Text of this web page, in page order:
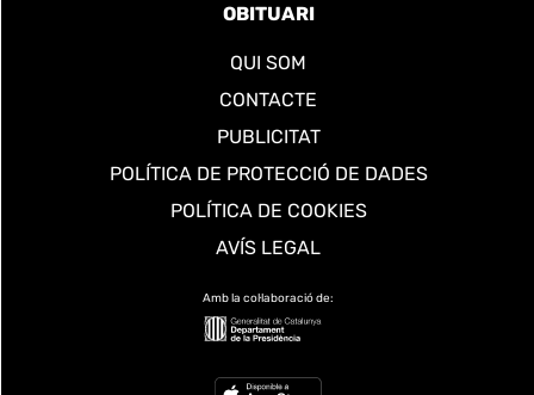
OBITUARI
QUI SOM
CONTACTE
PUBLICITAT
POLÍTICA DE PROTECCIÓ DE DADES
POLÍTICA DE COOKIES
AVÍS LEGAL
Amb la col·laboració de: